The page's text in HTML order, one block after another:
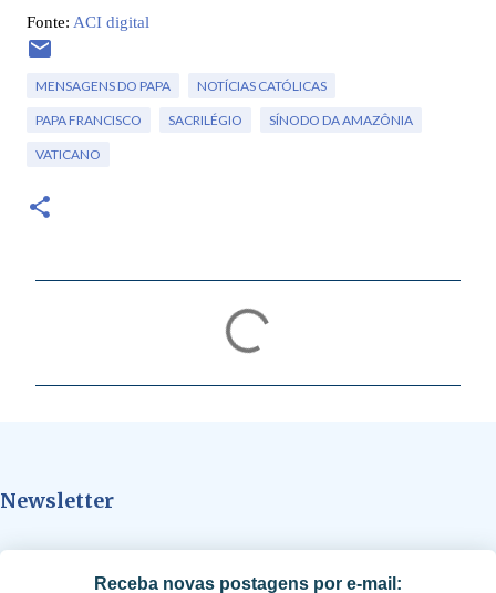
Fonte: ACI digital
MENSAGENS DO PAPA NOTÍCIAS CATÓLICAS
PAPA FRANCISCO SACRILÉGIO SÍNODO DA AMAZÔNIA
VATICANO
á
Newsletter
Receba novas postagens por e-mail: